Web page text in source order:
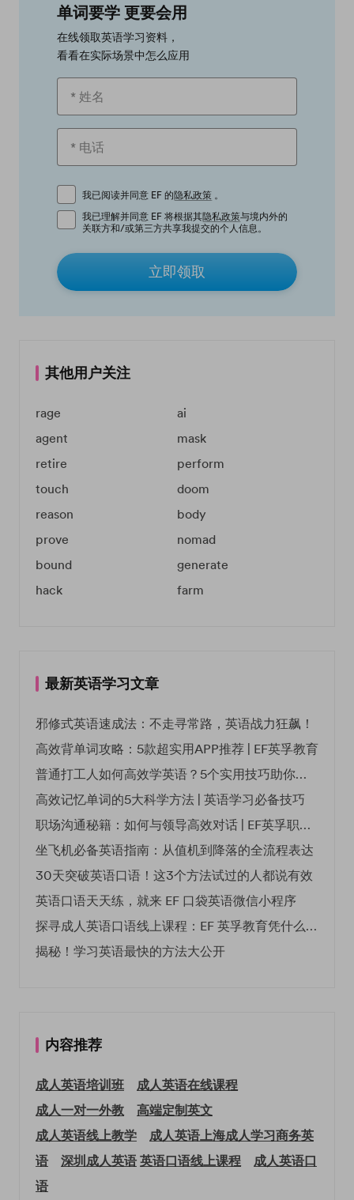
单词要学 更要会用
在线领取英语学习资料，
看看在实际场景中怎么应用
我已阅读并同意 EF 的隐私政策 。
我已理解并同意 EF 将根据其隐私政策与境内外的
关联方和/或第三方共享我提交的个人信息。
立即领取
其他用户关注
rage
ai
agent
mask
retire
perform
touch
doom
reason
body
prove
nomad
bound
generate
hack
farm
最新英语学习文章
邪修式英语速成法：不走寻常路，英语战力狂飙！
高效背单词攻略：5款超实用APP推荐 | EF英孚教育
普通打工人如何高效学英语？5个实用技巧助你突破职场瓶颈
高效记忆单词的5大科学方法 | 英语学习必备技巧
职场沟通秘籍：如何与领导高效对话 | EF英孚职场指南
坐飞机必备英语指南：从值机到降落的全流程表达
30天突破英语口语！这3个方法试过的人都说有效
英语口语天天练，就来 EF 口袋英语微信小程序
探寻成人英语口语线上课程：EF 英孚教育凭什么领航
揭秘！学习英语最快的方法大公开
内容推荐
成人英语培训班
成人英语在线课程
成人一对一外教
高端定制英文
成人英语线上教学
成人英语上海成人学习商务英
语
深圳成人英语英语口语线上课程
成人英语口
语